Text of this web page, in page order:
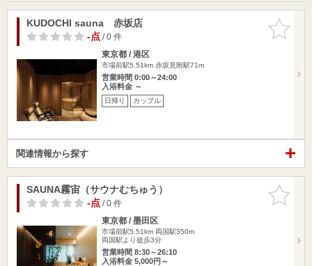
お気に入
りに追加
KUDOCHI sauna 赤坂店
-点/ 0 件
東京都 / 港区
市場前駅5.51km 赤坂見附駅71m
営業時間 0:00～24:00
入浴料金 ～
日帰り カップル
関連情報から探す
お気に入
りに追加
SAUNA霧宙（サウナむちゅう）
-点/ 0 件
東京都 / 墨田区
市場前駅5.51km 両国駅350m
両国駅より徒歩3分
営業時間 8:30～26:10
入浴料金 5,000円～